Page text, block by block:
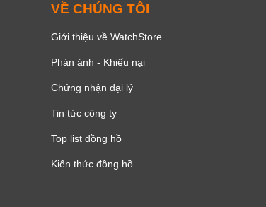
VỀ CHÚNG TÔI
Giới thiệu về WatchStore
Phản ánh - Khiếu nại
Chứng nhận đại lý
Tin tức công ty
Top list đồng hồ
Kiến thức đồng hồ